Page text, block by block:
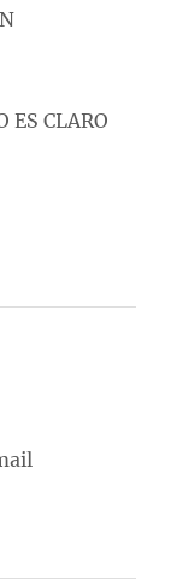
ES CLARO